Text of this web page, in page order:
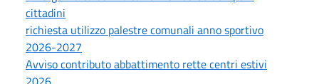
cittadini
richiesta utilizzo palestre comunali anno sportivo
2026-2027
Avviso contributo abbattimento rette centri estivi